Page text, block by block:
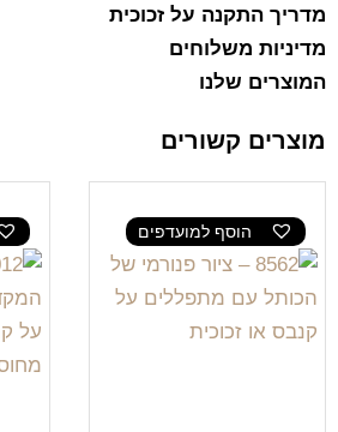
מדריך התקנה על זכוכית
מדיניות משלוחים
המוצרים שלנו
מוצרים קשורים
הוסף למועדפים